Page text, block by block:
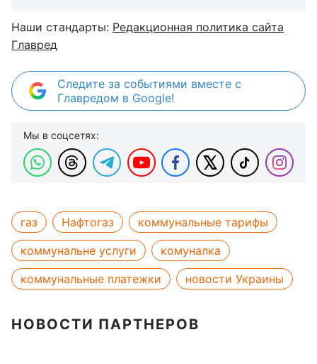
Наши стандарты: Редакционная политика сайта
Главред
Следите за событиями вместе с
Главредом в Google!
Мы в соцсетях:
газ Нафтогаз
коммунальные тарифы
коммунальне услуги
комуналка
коммунальные платежки
новости Украины
НОВОСТИ ПАРТНЕРОВ